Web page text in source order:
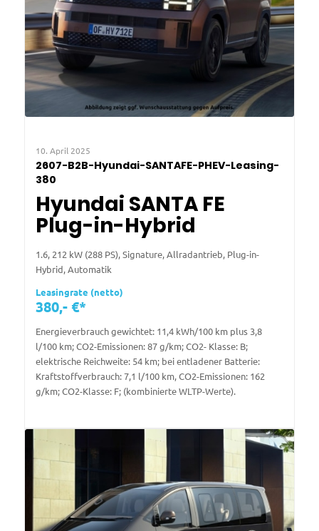
10. April 2025
2607-B2B-Hyundai-SANTAFE-PHEV-Leasing-
380
Hyundai SANTA FE
Plug-in-Hybrid
1.6, 212 kW (288 PS), Signature, Allradantrieb, Plug-in-
Hybrid, Automatik
Leasingrate (netto)
380,- €*
Energieverbrauch gewichtet: 11,4 kWh/100 km plus 3,8
l/100 km; CO2-Emissionen: 87 g/km; CO2- Klasse: B;
elektrische Reichweite: 54 km; bei entladener Batterie:
Kraftstoffverbrauch: 7,1 l/100 km, CO2-Emissionen: 162
g/km; CO2-Klasse: F; (kombinierte WLTP-Werte).